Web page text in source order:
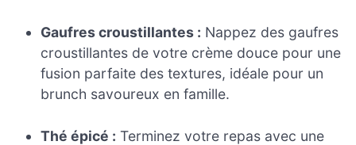
Gaufres croustillantes : Nappez des gaufres
croustillantes de votre crème douce pour une
fusion parfaite des textures, idéale pour un
brunch savoureux en famille.
Thé épicé : Terminez votre repas avec une